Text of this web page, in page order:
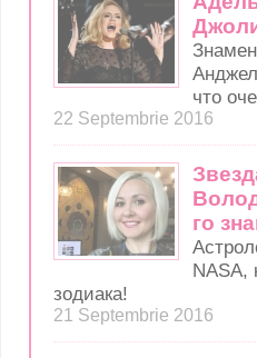
что
22 Septembrie 2016
го
NASA,
зодиака!
21 Septembrie 2016